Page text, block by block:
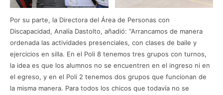
Por su parte, la Directora del Área de Personas con
Discapacidad, Analía Dastolto, añadió: “Arrancamos de manera
ordenada las actividades presenciales, con clases de baile y
ejercicios en silla. En el Poli 8 tenemos tres grupos con turnos,
la idea es que los alumnos no se encuentren en el ingreso ni en
el egreso, y en el Poli 2 tenemos dos grupos que funcionan de
la misma manera. Para todos los chicos que todavía no se